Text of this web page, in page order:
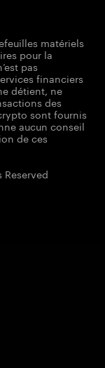
matériels
pour la
pas
financiers
détient, ne
des
sont fournis
aucun conseil
de ces